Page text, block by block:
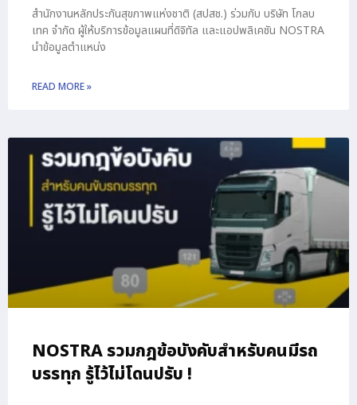
สำนักงานหลักประกันสุขภาพแห่งชาติ (สปสช.) ร่วมกับ บริษัท โกลบ
เทค จำกัด ผู้ให้บริการข้อมูลแผนที่ดิจิทัล และแอปพลิเคชัน NOSTRA
นำข้อมูลตำแหน่ง
READ MORE »
NOSTRA รวมกฎข้อบังคับสำหรับคนมีรถ
บรรทุก รู้ไว้ไม่โดนปรับ !